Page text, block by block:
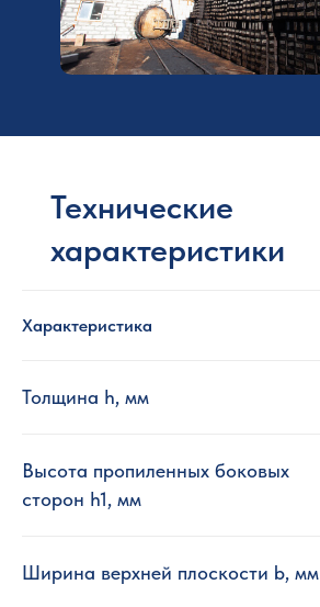
Технические
характеристики
Характеристика
Toлщинa h, мм
Выcoтa пpoпилeнныx бoкoвыx
cтopoн h1, мм
Шиpинa вepxнeй плocкocти b, мм